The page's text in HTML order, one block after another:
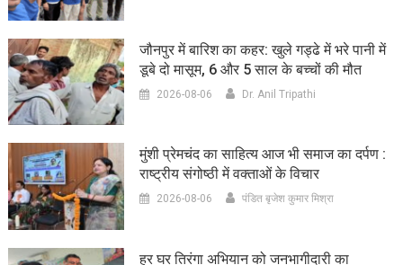
जौनपुर में बारिश का कहर: खुले गड्ढे में भरे पानी में
डूबे दो मासूम, 6 और 5 साल के बच्चों की मौत
2026-08-06 Dr. Anil Tripathi
मुंशी प्रेमचंद का साहित्य आज भी समाज का दर्पण :
राष्ट्रीय संगोष्ठी में वक्ताओं के विचार
2026-08-06 पंडित बृजेश कुमार मिश्रा
हर घर तिरंगा अभियान को जनभागीदारी का